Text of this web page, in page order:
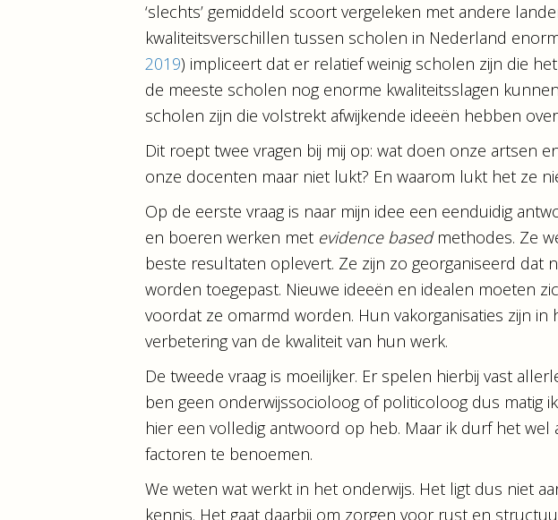
‘slechts’ gemiddeld scoort vergeleken met andere
kwaliteitsverschillen tussen scholen in Nederland
2019) impliceert dat er relatief weinig scholen zijn die
de meeste scholen nog enorme kwaliteitsslagen
scholen zijn die volstrekt afwijkende ideeën hebben
Dit roept twee vragen bij mij op: wat doen onze artsen
onze docenten maar niet lukt? En waarom lukt het ze
Op de eerste vraag is naar mijn idee een eenduidig
en boeren werken met evidence basedmethodes. Ze
beste resultaten oplevert. Ze zijn zo georganiseerd dat
worden toegepast. Nieuwe ideeën en idealen moeten
voordat ze omarmd worden. Hun vakorganisaties zijn in
verbetering van de kwaliteit van hun werk.
De tweede vraag is moeilijker. Er spelen hierbij vast
ben geen onderwijssocioloog of politicoloog dus matig
hier een volledig antwoord op heb. Maar ik durf het wel
factoren te benoemen.
We weten wat werkt in het onderwijs. Het ligt dus niet
kennis. Het gaat daarbij om zorgen voor rust en